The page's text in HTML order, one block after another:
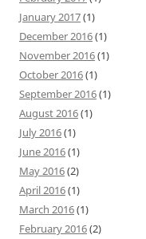
January 2017(1)
December 2016(1)
November 2016(1)
October 2016(1)
September 2016(1)
August 2016(1)
July 2016(1)
June 2016(1)
May 2016(2)
April 2016(1)
March 2016(1)
February 2016(2)